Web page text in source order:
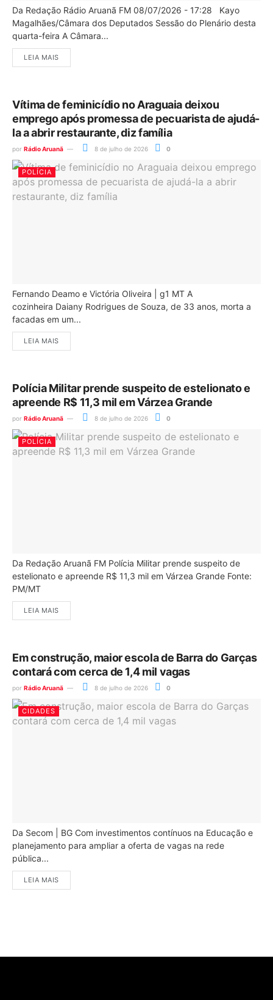
Da Redação Rádio Aruanã FM 08/07/2026 - 17:28 Kayo
Magalhães/Câmara dos Deputados Sessão do Plenário desta
quarta-feira A Câmara...
LEIA MAIS
Vítima de feminicídio no Araguaia deixou
emprego após promessa de pecuarista de ajudá-
la a abrir restaurante, diz família
por Rádio Aruanã 8 de julho de 2026 0
POLÍCIA
Fernando Deamo e Victória Oliveira | g1 MT A
cozinheira Daiany Rodrigues de Souza, de 33 anos, morta a
facadas em um...
LEIA MAIS
Polícia Militar prende suspeito de estelionato e
apreende R$ 11,3 mil em Várzea Grande
por Rádio Aruanã 8 de julho de 2026 0
POLÍCIA
Da Redação Aruanã FM Polícia Militar prende suspeito de
estelionato e apreende R$ 11,3 mil em Várzea Grande Fonte:
PM/MT
LEIA MAIS
Em construção, maior escola de Barra do Garças
contará com cerca de 1,4 mil vagas
por Rádio Aruanã 8 de julho de 2026 0
CIDADES
Da Secom | BG Com investimentos contínuos na Educação e
planejamento para ampliar a oferta de vagas na rede
pública...
LEIA MAIS